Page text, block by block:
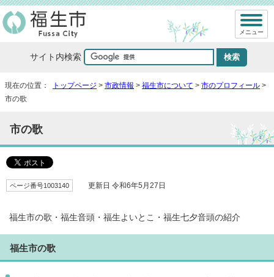
サイト内検索
メニュー
現在の位置： トップページ > 市政情報 > 福生市について > 市のプロフィール >
市の歌
市の歌
ページ番号1003140 更新日 令和6年5月27日
福生市の歌・福生音頭・福生よいとこ・福生七夕音頭の紹介
福生市の歌